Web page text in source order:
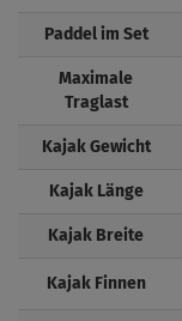
Paddel im Set
Maximale
Traglast
Kajak Gewicht
Kajak Länge
Kajak Breite
Kajak Finnen